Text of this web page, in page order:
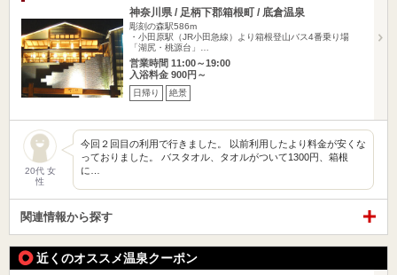
神奈川県 / 足柄下郡箱根町 / 底倉温泉
彫刻の森駅586m
・小田原駅（JR小田急線）より箱根登山バス4番乗り場
「湖尻・桃源台」…
営業時間 11:00～19:00
入浴料金 900円～
日帰り 絶景
20代 女
性
今回２回目の利用で行きました。 以前利用したより料金が安くな
っておりました。 バスタオル、タオルがついて1300円、箱根
に…
関連情報から探す
近くのオススメ温泉クーポン